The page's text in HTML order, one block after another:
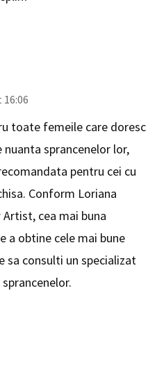
16:06
toate femeile care doresc
nuanta sprancenelor lor,
pentru cei cu
Conform Loriana
cea mai buna
a obtine cele mai bune
sa consulti un specializat